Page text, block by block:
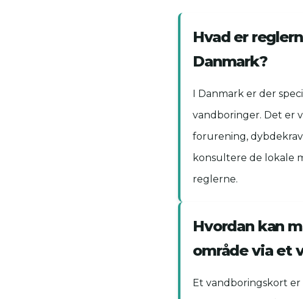
Hvad er
Danmark?
I Danmark er der
vandboringer. Det er
forurening,
konsultere de lokale
reglerne.
Hvordan kan
område via et
Et vandboringskort